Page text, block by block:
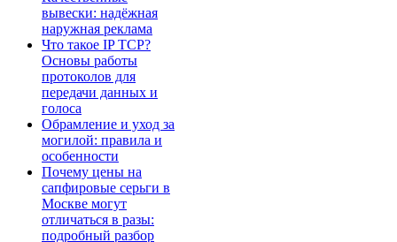
вывески: надёжная
наружная реклама
Что такое IP TCP?
Основы работы
протоколов для
передачи данных и
голоса
Обрамление и уход за
могилой: правила и
особенности
Почему цены на
сапфировые серьги в
Москве могут
отличаться в разы:
подробный разбор